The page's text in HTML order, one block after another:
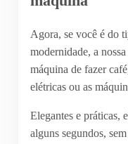
Agora, se você é do
modernidade, a
máquina de fazer
elétricas ou as
Elegantes e práticas,
alguns segundos,